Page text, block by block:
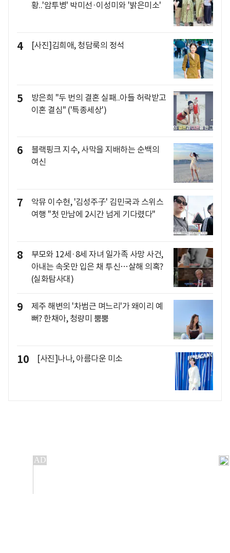
황..'암투병' 박미선·이성미와 '밝은미소'
4 [사진]김희애, 청담룩의 정석
5
방은희 "두 번의 결혼 실패..아들 허락받고
이혼 결심" ('특종세상')
6
블랙핑크 지수, 사막을 지배하는 순백의
여신
7
악뮤 이수현, '김성주子' 김민국과 스위스
여행 "첫 만남에 2시간 넘게 기다렸다"
8
부모와 12세·8세 자녀 일가족 사망 사건,
아내는 속옷만 입은 채 투신…살해 의혹?
(실화탐사대)
9
제주 해변의 '차범근 며느리'가 왜이리 예
뻐? 한채아, 청량미 뿜뿜
10 [사진]나나, 아름다운 미소